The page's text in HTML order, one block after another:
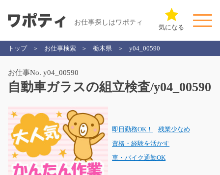
お仕事探しはワポティ
気になる
トップ お仕事検索 栃木県 y04_00590
お仕事No. y04_00590
自動車ガラスの組立検査/y04_00590
即日勤務OK！ 残業少なめ
資格・経験を活かす
車・バイク通勤OK